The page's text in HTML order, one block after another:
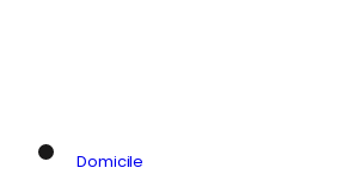
Domicile